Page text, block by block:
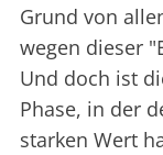
Grund von
wegen dieser
Und doch ist
Phase, in der
starken Wert